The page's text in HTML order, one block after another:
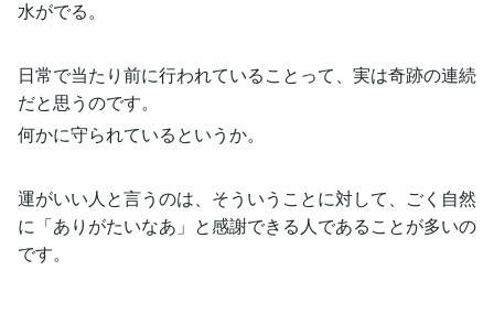
水がでる。
日常で当たり前に行われていることって、実は奇跡の連続
だと思うのです。
何かに守られているというか。
運がいい人と言うのは、そういうことに対して、ごく自然
に「ありがたいなあ」と感謝できる人であることが多いの
です。